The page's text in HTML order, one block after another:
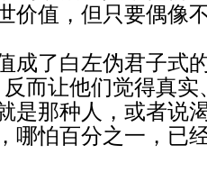
价值，但只要偶像
了白左伪君子式的
而让他们觉得真
是那种人，或者说
哪怕百分之一，已